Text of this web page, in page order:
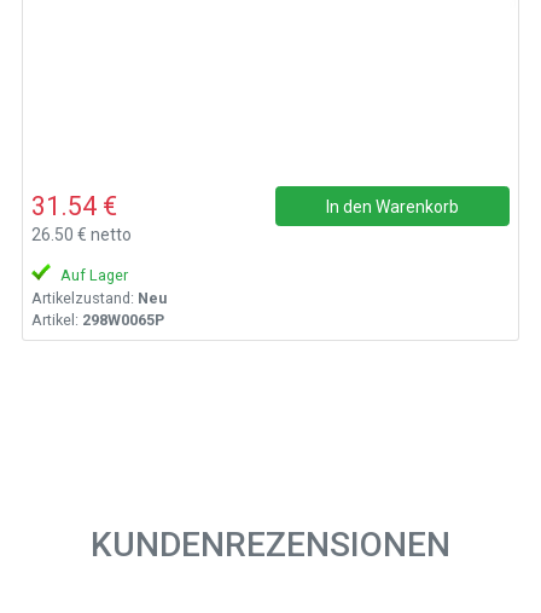
31.54 €
26.50 € netto
In den Warenkorb
Auf Lager
Artikelzustand: Neu
Artikel: 298W0065P
KUNDENREZENSIONEN